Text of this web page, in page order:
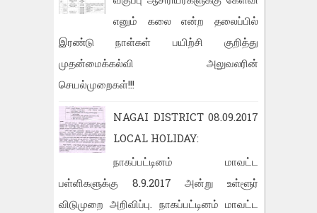
எனும் கலை என்ற தலைப்பில்
இரண்டு நாள்கள் பயிற்சி குறித்து
முதன்மைக்கல்வி அலுவலரின்
செயல்முறைகள்!!!
NAGAI DISTRICT 08.09.2017
LOCAL HOLIDAY:
நாகப்பட்டினம் மாவட்ட
பள்ளிகளுக்கு 8.9.2017 அன்று உள்ளூர்
விடுமுறை அறிவிப்பு. நாகப்பட்டினம் மாவட்ட